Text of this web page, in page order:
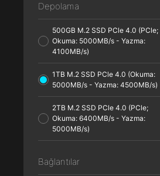
Depolama
500GB M.2 SSD PCle 4.0 (PCle;
Okuma: 5000MB/s - Yazma:
4100MB/s)
1TB M.2 SSD PCle 4.0 (Okuma:
5000MB/s - Yazma: 4500MB/s)
2TB M.2 SSD PCle 4.0 (PCle;
Okuma: 6400MB/s - Yazma:
5000MB/s)
Bağlantılar